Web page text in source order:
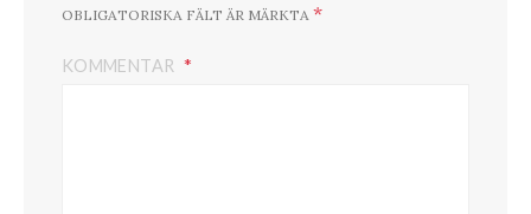
OBLIGATORISKA FÄLT ÄR MÄRKTA *
KOMMENTAR